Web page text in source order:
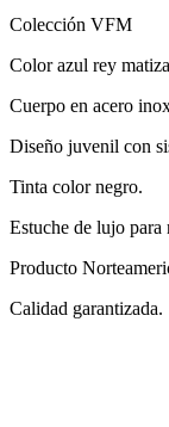
Colección VFM
Color azul rey
Cuerpo en acero
Diseño juvenil con
Tinta color negro.
Estuche de lujo para
Producto
Calidad garantizada.